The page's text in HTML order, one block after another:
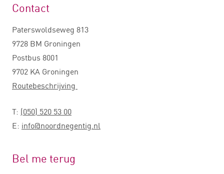
Contact
Paterswoldseweg 813
9728 BM Groningen
Postbus 8001
9702 KA Groningen
Routebeschrijving
T: (050) 520 53 00
E: info@noordnegentig.nl
Bel me terug